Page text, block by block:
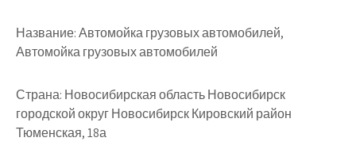
Название:Автомойка грузовых автомобилей,
Автомойка грузовых автомобилей
Страна: Новосибирская область Новосибирск
городской округ Новосибирск Кировский район
Тюменская, 18а